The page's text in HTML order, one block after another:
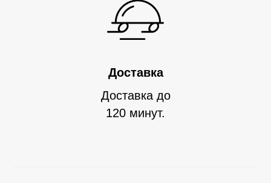
Доставка
Доставка до
120 минут.